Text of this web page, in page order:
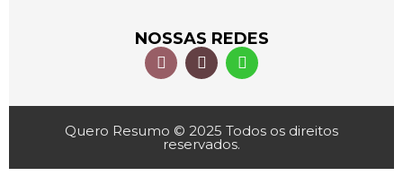
NOSSAS REDES
Quero Resumo © 2025 Todos os direitos
reservados.